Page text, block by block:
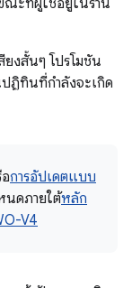
ณะที่ผู้ใช้อยู่ในร้าน
ยงสั้นๆ โปรโมชัน
ฏิทินที่กำลังจะเกิด
การอัปเดตแบบ
นดภายใต้หลัก
V4